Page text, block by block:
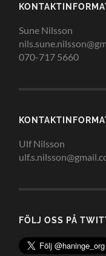
Sune Nilsson
070-717 5660
Ulf Nilsson
FÖLJ OSS PÅ